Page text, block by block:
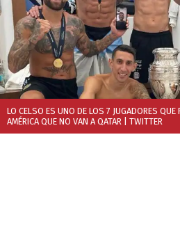
LO CELSO ES UNO DE LOS 7 JUGADORES QUE
AMÉRICA QUE NO VAN A QATAR | TWITTER